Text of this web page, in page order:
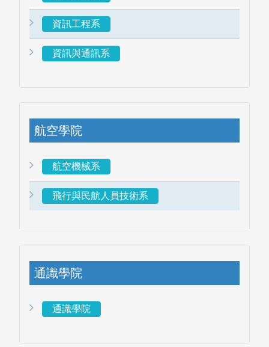
資訊工程系
資訊與通訊系
航空學院
航空機械系
飛行與民航人員技術系
通識學院
通識學院